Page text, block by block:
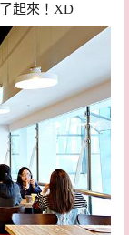
起來！XD